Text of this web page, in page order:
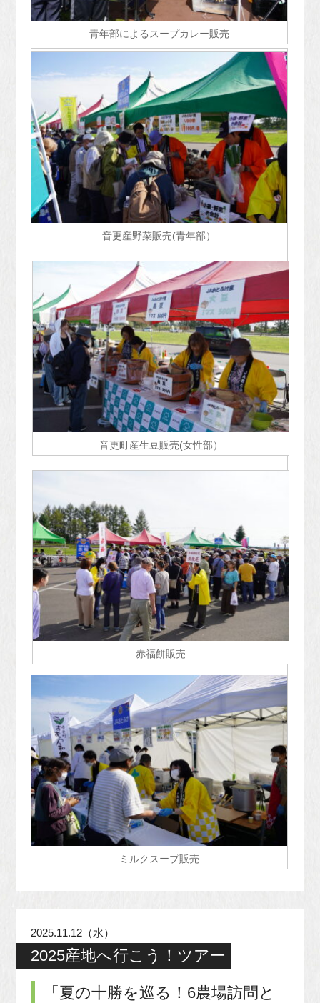
青年部によるスープカレー販売
音更産野菜販売(青年部）
音更町産生豆販売(女性部）
赤福餅販売
ミルクスープ販売
2025.11.12（水）
2025産地へ行こう！ツアー
「夏の十勝を巡る！6農場訪問と